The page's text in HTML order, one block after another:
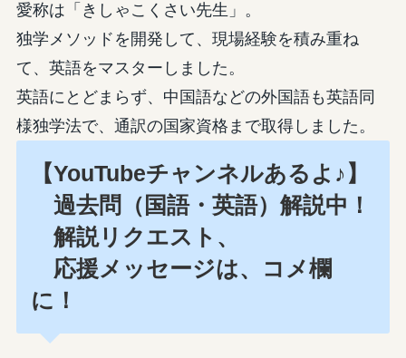
愛称は「きしゃこくさい先生」。
独学メソッドを開発して、現場経験を積み重ね
て、英語をマスターしました。
英語にとどまらず、中国語などの外国語も英語同
様独学法で、通訳の国家資格まで取得しました。
【YouTubeチャンネルあるよ♪】
過去問（国語・英語）解説中！
解説リクエスト、
応援メッセージは、コメ欄
に！